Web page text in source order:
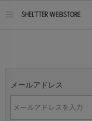
メールアドレス